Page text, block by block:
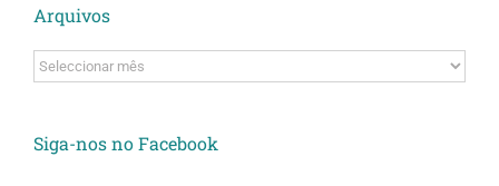
Arquivos
Arquivos
Siga-nos no Facebook